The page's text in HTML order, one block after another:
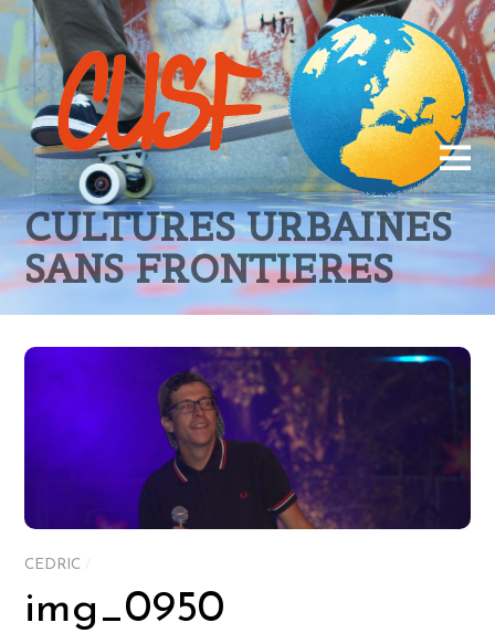
CULTURES URBAINES
SANS FRONTIERES
CEDRIC
img_0950